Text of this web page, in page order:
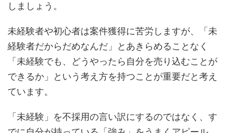
しましょう。
未経験者や初心者は案件獲得に苦労しますが、「未
経験者だからだめなんだ」とあきらめることなく
「未経験でも、どうやったら自分を売り込むことが
できるか」という考え方を持つことが重要だと考え
ています。
「未経験」を不採用の言い訳にするのではなく、す